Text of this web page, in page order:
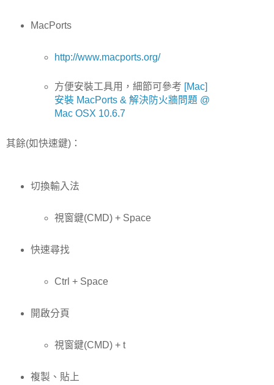
MacPorts
http://www.macports.org/
方便安裝工具用，細節可參考 [Mac]
安裝 MacPorts & 解決防火牆問題 @
Mac OSX 10.6.7
其餘(如快速鍵)：
切換輸入法
視窗鍵(CMD) + Space
快速尋找
Ctrl + Space
開啟分頁
視窗鍵(CMD) + t
複製、貼上